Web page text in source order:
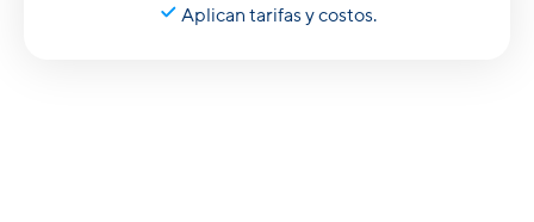
Aplican tarifas y costos.